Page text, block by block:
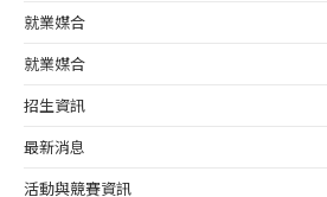
就業媒合
就業媒合
招生資訊
最新消息
活動與競賽資訊